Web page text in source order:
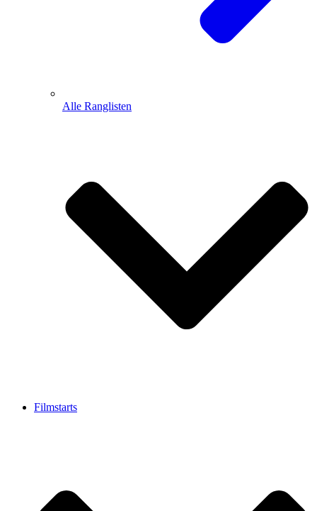
Alle Ranglisten
Filmstarts